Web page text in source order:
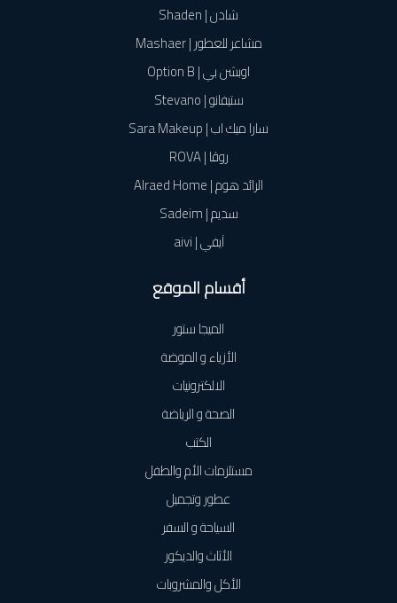
شادن | Shaden
مشاعر للعطور | Mashaer
اوبشن بي | Option B
ستيفانو | Stevano
سارا ميك اب | Sara Makeup
روڤا | ROVA
الرائد هوم | Alraed Home
سديم | Sadeim
آيفي | aivi
أقسام الموقع
الميجا ستور
الأزياء و الموضة
الالكترونيات
الصحة و الرياضة
الكتب
مستلزمات الأم والطفل
عطور وتجميل
السياحة و السفر
الأثاث والديكور
الأكل والمشروبات